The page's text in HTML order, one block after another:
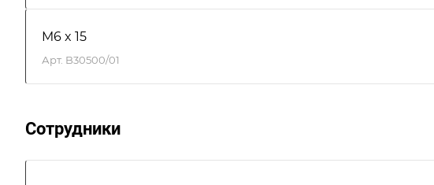
M6 x 15
Арт. B30500/01
Сотрудники